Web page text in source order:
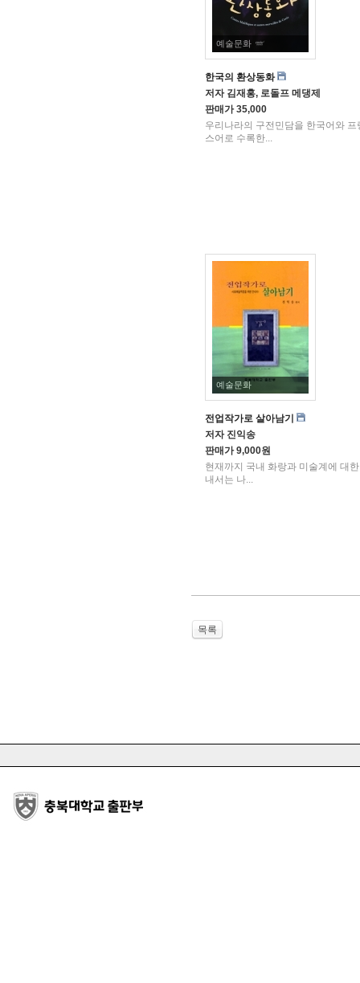
예술문화
한국의 환상동화
저자김재홍, 로돌프 메댕제
판매가35,000
우리나라의 구전민담을 한국어와 프
스어로 수록한...
예술문화
전업작가로 살아남기
저자진익송
판매가9,000원
현재까지 국내 화랑과 미술계에 대
내서는 나...
목록